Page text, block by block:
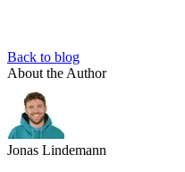
Back to blog
About the Author
Jonas Lindemann